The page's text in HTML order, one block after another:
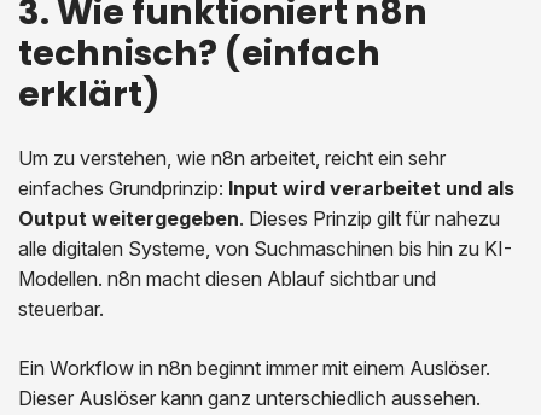
3. Wie funktioniert n8n
technisch? (einfach
erklärt)
Um zu verstehen, wie n8n arbeitet, reicht ein sehr
einfaches Grundprinzip: Input wird verarbeitet und als
Output weitergegeben. Dieses Prinzip gilt für nahezu
alle digitalen Systeme, von Suchmaschinen bis hin zu KI-
Modellen. n8n macht diesen Ablauf sichtbar und
steuerbar.
Ein Workflow in n8n beginnt immer mit einem Auslöser.
Dieser Auslöser kann ganz unterschiedlich aussehen.